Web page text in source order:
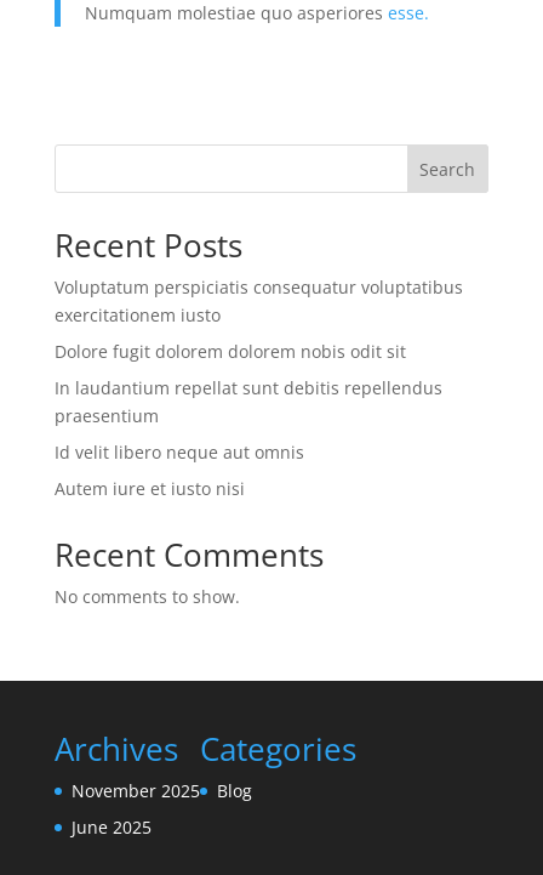
Numquam molestiae quo asperiores esse.
Search
Recent Posts
Voluptatum perspiciatis consequatur voluptatibus
exercitationem iusto
Dolore fugit dolorem dolorem nobis odit sit
In laudantium repellat sunt debitis repellendus
praesentium
Id velit libero neque aut omnis
Autem iure et iusto nisi
Recent Comments
No comments to show.
Archives
November 2025
June 2025
Categories
Blog